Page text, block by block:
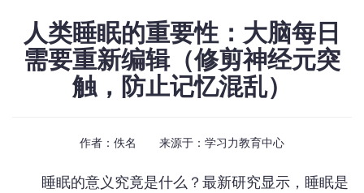
人类睡眠的重要性：大脑每日
需要重新编辑（修剪神经元突
触，防止记忆混乱）
作者：佚名 来源于： 学习力教育中心
睡眠的意义究竟是什么？最新研究显示，睡眠是